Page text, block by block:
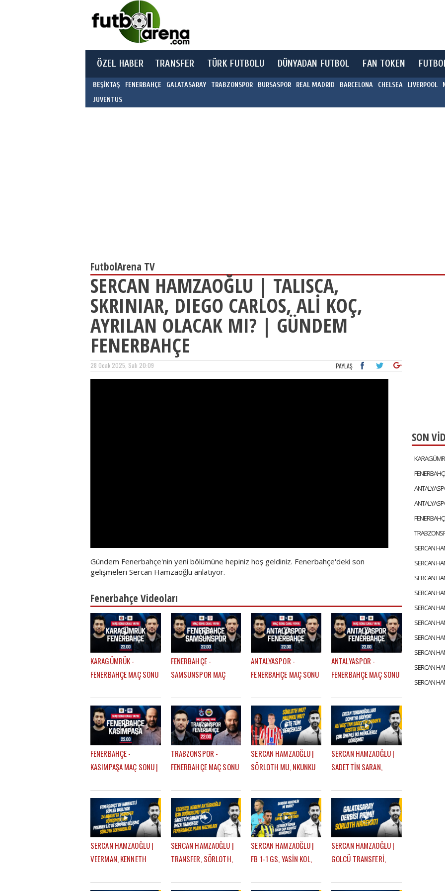
ÖZEL HABER TRANSFER TÜRK FUTBOLU DÜNYADAN FUTBOL FAN TOKEN
BEŞİKTAŞ FENERBAHÇE GALATASARAY TRABZONSPOR BURSASPOR REAL MADRID BARCELONA CHELSEA LIVERPOOL
JUVENTUS
FutbolArena TV
SERCAN HAMZAOĞLU | TALISCA,
SKRINIAR, DIEGO CARLOS, ALİ KOÇ,
AYRILAN OLACAK MI? | GÜNDEM
FENERBAHÇE
28 Ocak 2025, Salı 20:09 PAYLAŞ
Gündem Fenerbahçe'nin yeni bölümüne hepiniz hoş geldiniz. Fenerbahçe'deki son
gelişmeleri Sercan Hamzaoğlu anlatıyor.
Fenerbahçe Videoları
KARAGÜMRÜK -
FENERBAHÇE MAÇ SONU
KURT
FENERBAHÇE -
SAMSUNSPOR MAÇ
MERT KURT
ANTALYASPOR -
FENERBAHÇE MAÇ SONU
KURT
ANTALYASPOR -
FENERBAHÇE MAÇ SONU
KURT
FENERBAHÇE -
KASIMPAŞA MAÇ SONU |
SEVİNÇ
TRABZONSPOR -
FENERBAHÇE MAÇ SONU
MERT KURT
SERCAN HAMZAOĞLU |
SÖRLOTH MU, NKUNKU
TRANSFERİ, SÜPER KUPA
| GÜNDEM FENERBAHÇE
SERCAN HAMZAOĞLU |
SADETTİN SARAN,
SÖRLOTH, FRATTESI,
TRANSFER | GÜNDEM
FENERBAHÇE
SERCAN HAMZAOĞLU |
VEERMAN, KENNETH
SÖRLOTH TRANSFERİ |
SERCAN HAMZAOĞLU |
TRANSFER, SÖRLOTH,
AYRILIKLAR, MERT
SERCAN HAMZAOĞLU |
FB 1-1 GS, YASİN KOL,
KARARLARI, EN NESYRI |
SERCAN HAMZAOĞLU |
GOLCÜ TRANSFERİ,
LEWANDOWSKI,
SON